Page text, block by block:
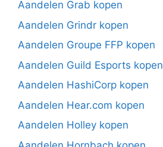
Aandelen Grab kopen
Aandelen Grindr kopen
Aandelen Groupe FFP kopen
Aandelen Guild Esports kopen
Aandelen HashiCorp kopen
Aandelen Hear.com kopen
Aandelen Holley kopen